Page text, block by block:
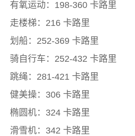
有氧运动：198-360 卡路里
走楼梯：216 卡路里
划船：252-369 卡路里
骑自行车：252-432 卡路里
跳绳：281-421 卡路里
健美操：306 卡路里
椭圆机：324 卡路里
滑雪机：342 卡路里